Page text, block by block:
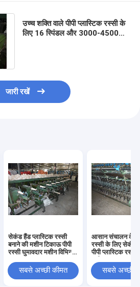
उच्च शक्ति वाले पीपी प्लास्टिक रस्सी के
लिए 16 स्पिंडल और 3000-4500
जारी रखें
सेकंड हैंड प्लास्टिक रस्सी
बनाने की मशीन टिकाऊ पीपी
रस्सी घुमावदार मशीन विभिन्न
सबसे अच्छी कीमत
आसान संचालन के
रस्सी के लिए सेकंड
पीपी प्लास्टिक रस्सी
सबसे अच्छी